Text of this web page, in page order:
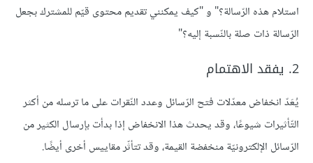
استلام هذه الرّسالة؟" و "كيف يمكنني تقديم محتوى قيّم للمشترك بجعل
الرّسالة ذات صلة بالنّسبة إليه؟"
2. يفقد الاهتمام
يُعَدّ انخفاض معدّلات فتح الرّسائل وعدد النّقرات على ما ترسله من أكثر
التّأثيرات شيوعًا، وقد يحدث هذا الانخفاض إذا بدأت بإرسال الكثير من
الرّسائل الإلكترونيّة منخفضة القيمة، وقد تتأثّر مقاييس أخرى أيضًا.